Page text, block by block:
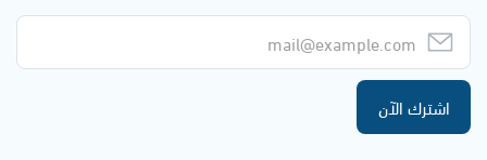
اشترك الآن